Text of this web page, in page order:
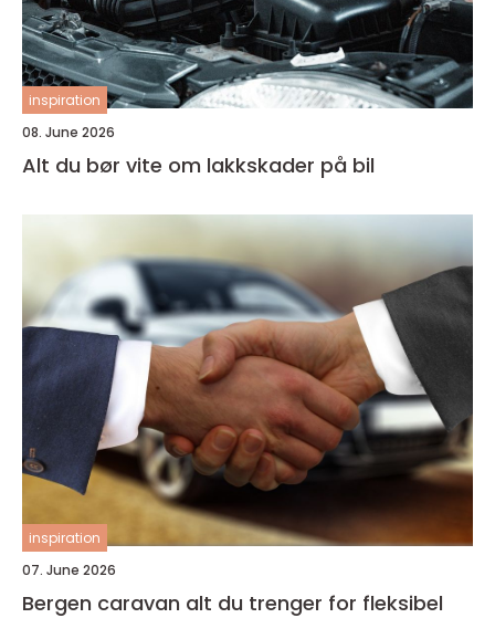
inspiration
08. June 2026
Alt du bør vite om lakkskader på bil
inspiration
07. June 2026
Bergen caravan alt du trenger for fleksibel